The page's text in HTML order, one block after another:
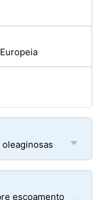
escoamento